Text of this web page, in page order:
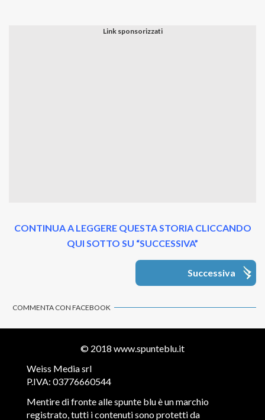
CONTINUA A LEGGERE QUESTA STORIA CLICCANDO
QUI SOTTO SU “SUCCESSIVA”
Successiva
COMMENTA CON FACEBOOK
© 2018 www.spunteblu.it
Weiss Media srl
P.IVA: 03776660544
Mentire di fronte alle spunte blu è un marchio
registrato, tutti i contenuti sono protetti da